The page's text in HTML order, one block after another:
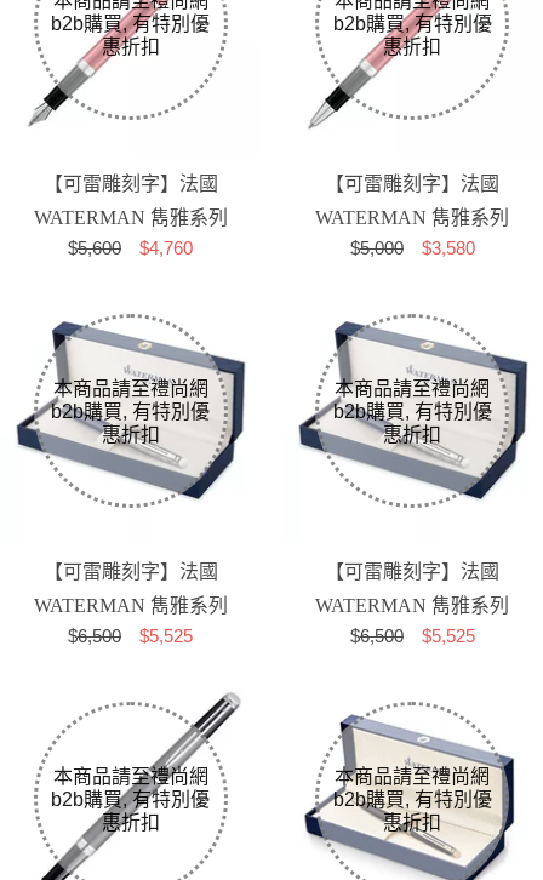
【可雷雕刻字】法國
WATERMAN 雋雅系列
珊瑚粉 F尖 鋼筆
$5,600 $4,760
【可雷雕刻字】法國
WATERMAN 雋雅系列
珊瑚粉 鋼珠筆
$5,000$3,580
【可雷雕刻字】法國
WATERMAN 雋雅系列
塞納河特別款 鋼筆 F尖
$6,500 $5,525
【可雷雕刻字】法國
WATERMAN 雋雅系列
塞納河特別款 鋼筆 M尖
$6,500$5,525